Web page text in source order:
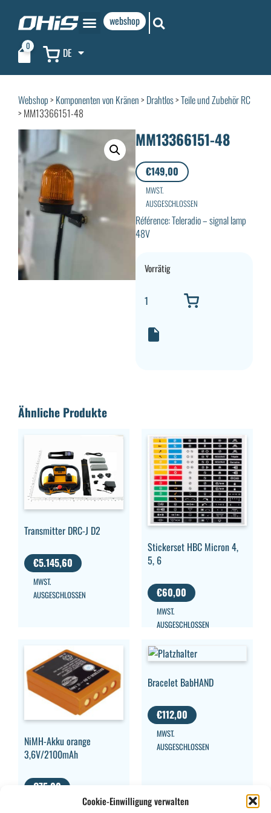
Cookie-Einwilligung verwalten
webshop
0 DE
Webshop> Komponenten von Kränen> Drahtlos>Teile und Zubehör RC
> MM13366151-48
MM13366151-48
€149,00
MWST.
AUSGESCHLOSSEN
Référence: Teleradio – signal lamp
48V
Vorrätig
Ähnliche Produkte
Transmitter DRC-J D2
€5.145,60
MWST.
AUSGESCHLOSSEN
Stickerset HBC Micron 4,
5, 6
€60,00
MWST.
AUSGESCHLOSSEN
NiMH-Akku orange
3,6V/2100mAh
€75,00
Bracelet BabHAND
€112,00
MWST.
AUSGESCHLOSSEN